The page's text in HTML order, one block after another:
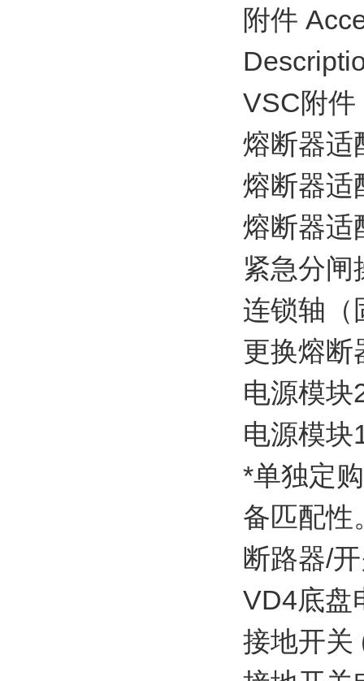
附件
VSC附件
熔断器适
熔断器适
熔断器适
紧急分闸
连锁轴（
更换熔断
电源模块
电源模块
*单独定
备匹配性
断路器/
VD4底盘
接地开关